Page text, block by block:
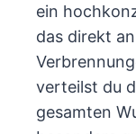
ein
das direkt
verteilst du
gesamten